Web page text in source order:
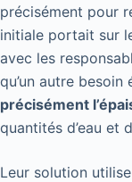
précisément pour
initiale portait sur
avec les
qu’un autre
précisément
quantités d’eau et
Leur solution